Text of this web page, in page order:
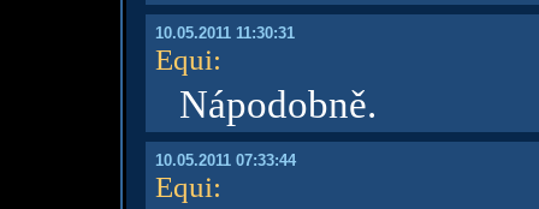
10.05.2011 11:30:31
Equi:
Nápodobně.
10.05.2011 07:33:44
Equi: